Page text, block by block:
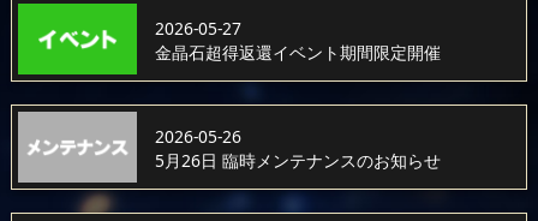
2026-05-27
金晶石超得返還イベント期間限定開催
2026-05-26
5月26日 臨時メンテナンスのお知らせ